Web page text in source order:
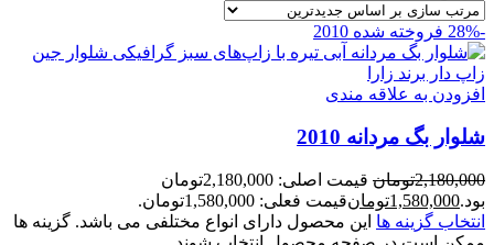
-28% فروخته شده 2010
افزودن به علاقه مندی
شلوار بگ مردانه 2010
2,180,000تومان
قیمت اصلی: 2,180,000تومان
بود.1,580,000تومانقیمت فعلی: 1,580,000تومان.
انتخاب گزینه ها این محصول دارای انواع مختلفی می باشد. گزینه ها